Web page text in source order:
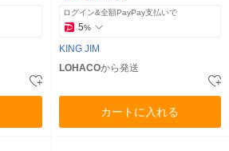
ログイン&全額PayPay支払いで
5%
KING JIM
LOHACOから発送
カートに入れる